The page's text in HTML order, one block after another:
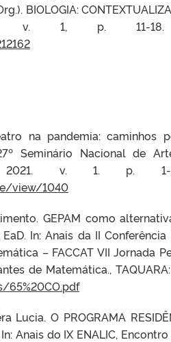
BIOLOGIA:
v. 1, p. 11-
na pandemia: caminhos
Seminário Nacional de
2021. v. 1.
view/1040
GEPAM como
In: Anais da II
– FACCAT VII Jornada
de Matemática.,
Lucia. O PROGRAMA
In: Anais do IX ENALIC,